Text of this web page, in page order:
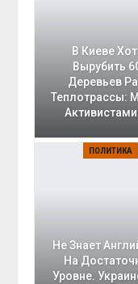
В Киеве
Вырубить
Деревьев
Теплотрассы:
ПОЛИТИКА
Не Знает
На
Уровне.